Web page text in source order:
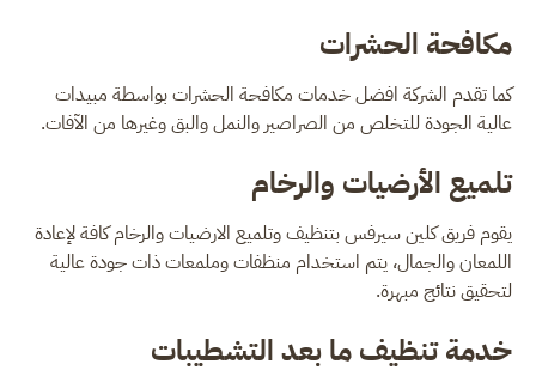
مكافحة الحشرات
كما تقدم الشركة افضل خدمات مكافحة الحشرات بواسطة مبيدات
عالية الجودة للتخلص من الصراصير والنمل والبق وغيرها من الآفات.
تلميع الأرضيات والرخام
يقوم فريق كلين سيرفس بتنظيف وتلميع الارضيات والرخام كافة لإعادة
اللمعان والجمال، يتم استخدام منظفات وملمعات ذات جودة عالية
لتحقيق نتائج مبهرة.
خدمة تنظيف ما بعد التشطيبات